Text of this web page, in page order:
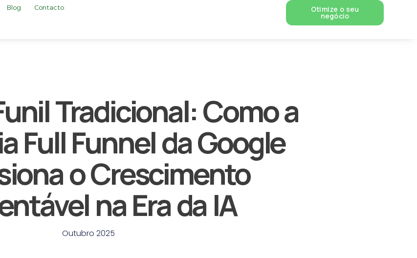
Blog Contacto Otimize o seu
negócio
Tradicional: Como a
Full Funnel da Google
o Crescimento
na Era da IA
Outubro 2025